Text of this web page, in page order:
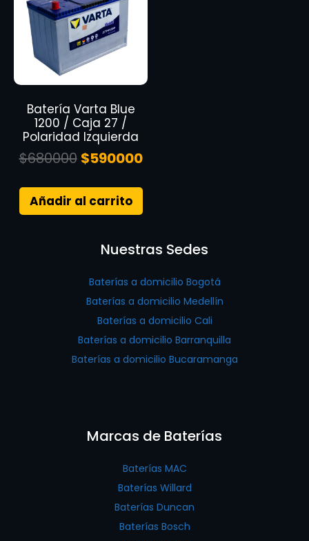
Batería Varta Blue
1200 / Caja 27 /
Polaridad Izquierda
$680000 $590000
Añadir al carrito
Nuestras Sedes
Baterías a domicilio Bogotá
Baterías a domicilio Medellín
Baterías a domicilio Cali
Baterías a domicilio Barranquilla
Baterías a domicilio Bucaramanga
Marcas de Baterías
Baterías MAC
Baterías Willard
Baterías Duncan
Baterías Bosch